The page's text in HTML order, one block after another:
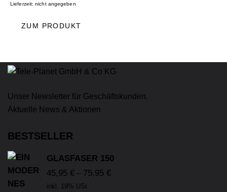
Lieferzeit: nicht angegeben
ZUM PRODUKT
Unser Newsletter für Geschäftskunden.
Aktuelle News & Aktionen
BESTSELLER
GLASFASER 150
45,95 € – 75,95 €
inkl. 19% USt